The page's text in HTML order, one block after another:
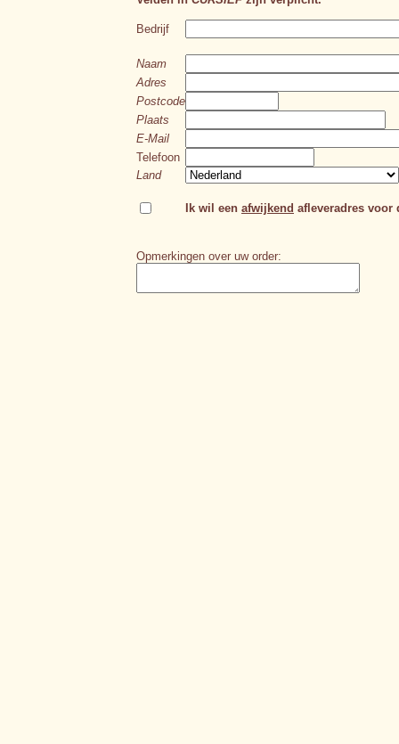
Bedrijf
Naam
Adres
Postcode
Plaats
E-Mail
Telefoon
Land
Ik wil een afwijkend afleveradres
Opmerkingen over uw order: